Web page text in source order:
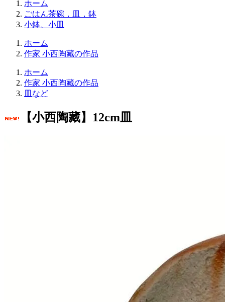
ホーム
ごはん茶碗，皿，鉢
小鉢、小皿
ホーム
作家 小西陶藏の作品
ホーム
作家 小西陶藏の作品
皿など
【小西陶藏】12cm皿